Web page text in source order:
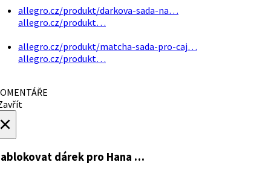
allegro.cz/produkt/darkova-sada-na…
allegro.cz/produkt…
allegro.cz/produkt/matcha-sada-pro-caj…
allegro.cz/produkt…
dárek pro Hana …